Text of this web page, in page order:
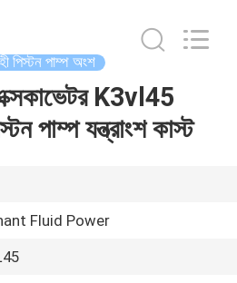
পিস্টন পাম্প অংশ
K3vl45
পাম্প যন্ত্রাংশ কাস্ট
Fluid Power